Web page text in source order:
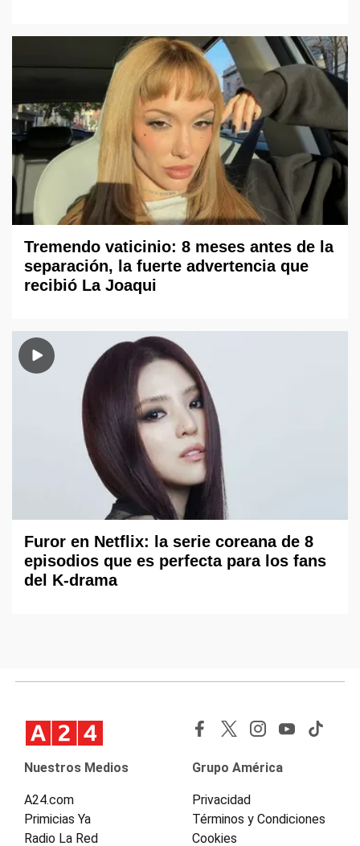
Tremendo vaticinio: 8 meses antes de la
separación, la fuerte advertencia que
recibió La Joaqui
Furor en Netflix: la serie coreana de 8
episodios que es perfecta para los fans
del K-drama
Nuestros Medios
A24.com
Primicias Ya
Radio La Red
Grupo América
Privacidad
Términos y Condiciones
Cookies